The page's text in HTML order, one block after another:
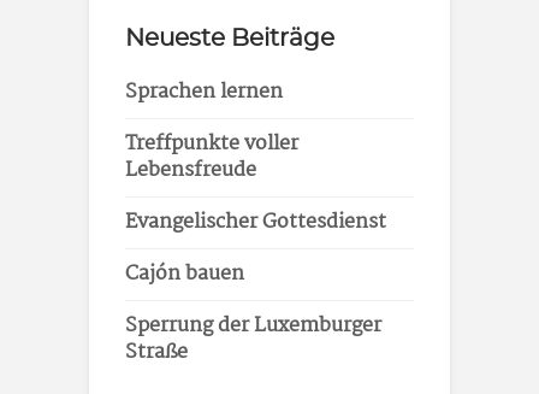
Neueste Beiträge
Sprachen lernen
Treffpunkte voller
Lebensfreude
Evangelischer Gottesdienst
Cajón bauen
Sperrung der Luxemburger
Straße